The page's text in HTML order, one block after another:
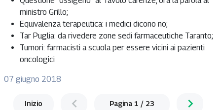
ministro Grillo;
Equivalenza terapeutica: i medici dicono no;
Tar Puglia: da rivedere zone sedi farmaceutiche Taranto;
Tumori: farmacisti a scuola per essere vicini ai pazienti
oncologici
07 giugno 2018
Inizio Pagina 1 / 23